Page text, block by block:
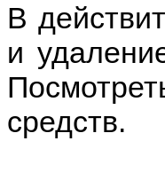
В
и
средств.